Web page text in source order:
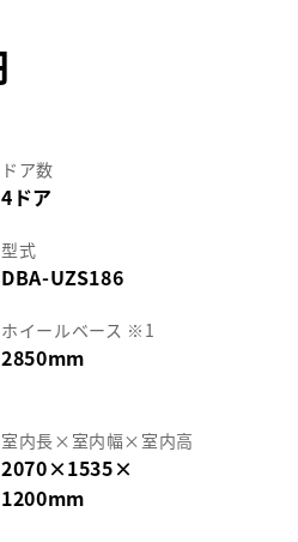
ドア数
4ドア
型式
DBA-UZS186
ホイールベース ※1
2850mm
室内長× 室内幅× 室内高
2070×1535×
1200mm